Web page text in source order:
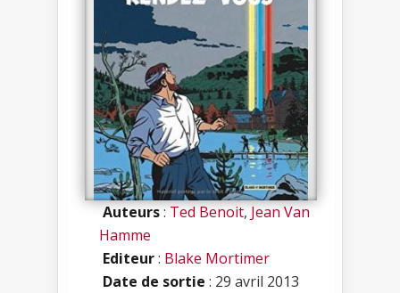
Auteurs:Ted Benoit,Jean Van
Hamme
Editeur: Blake Mortimer
Date de sortie : 29 avril 2013